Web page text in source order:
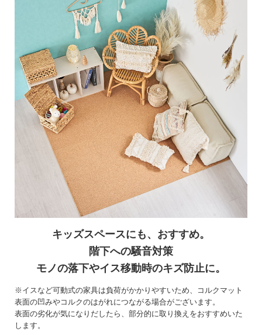
キッズスペースにも、おすすめ。
階下への騒音対策
モノの落下やイス移動時のキズ防止に。
※イスなど可動式の家具は負荷がかかりやすいため、コルクマット
表面の凹みやコルクのはがれにつながる場合がございます。
表面の劣化が気になりだしたら、部分的に取り換えをおすすめいた
します。